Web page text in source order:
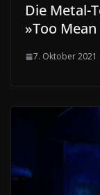
Die Metal-
»Too
7. Oktober 2021